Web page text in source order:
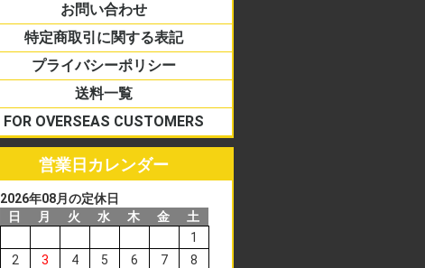
お問い合わせ
特定商取引に関する表記
プライバシーポリシー
送料一覧
FOR OVERSEAS CUSTOMERS
営業日カレンダー
2026年08月の定休日
日
月 火 水 木 金
土
1
2
3 4 5 6 7
8